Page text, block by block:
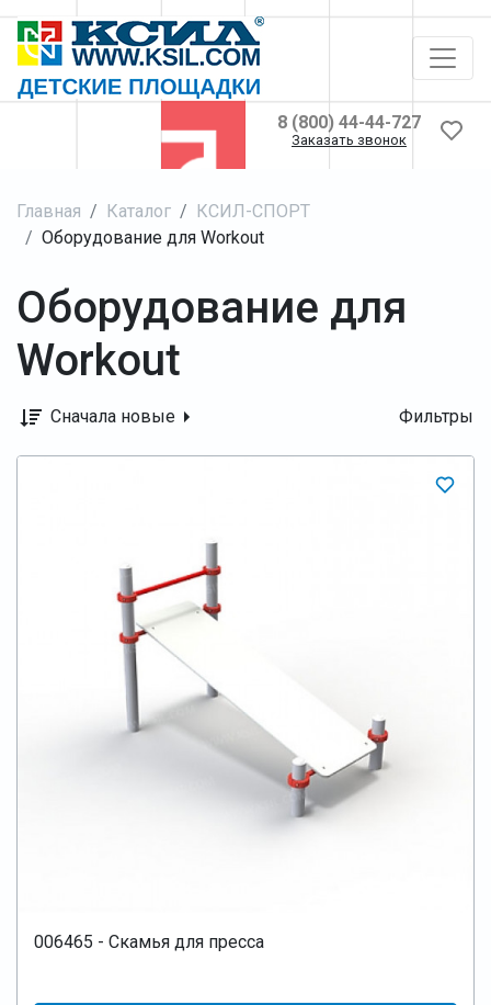
8 (800) 44-44-727
Заказать звонок
Главная Каталог
КСИЛ-СПОРТ
Оборудование для Workout
Оборудование для
Workout
Сначала новые Фильтры
006465 - Скамья для пресса